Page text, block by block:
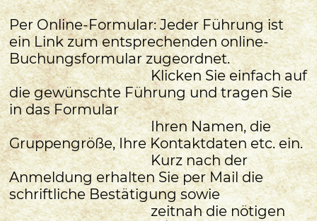
Per Online-Formular: Jeder Führung ist
ein Link zum entsprechenden online-
Buchungsformular zugeordnet.
Klicken Sie einfach auf
die gewünschte Führung und tragen Sie
in das Formular
Ihren Namen, die
Gruppengröße, Ihre Kontaktdaten etc. ein.
Kurz nach der
Anmeldung erhalten Sie per Mail die
schriftliche Bestätigung sowie
zeitnah die nötigen